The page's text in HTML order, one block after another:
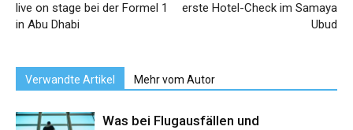
live on stage bei der Formel 1
in Abu Dhabi
erste Hotel-Check im Samaya
Ubud
Verwandte Artikel Mehr vom Autor
Was bei Flugausfällen und